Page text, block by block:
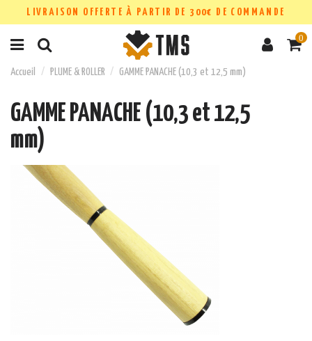
LIVRAISON OFFERTE À PARTIR DE 300€ DE COMMANDE
0
Accueil PLUME & ROLLER GAMME PANACHE (10,3 et 12,5 mm)
GAMME PANACHE (10,3 et 12,5
mm)